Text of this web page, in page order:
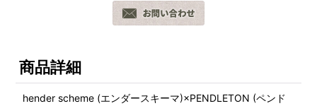
商品詳細
hender scheme (エンダースキーマ)×PENDLETON (ペンド